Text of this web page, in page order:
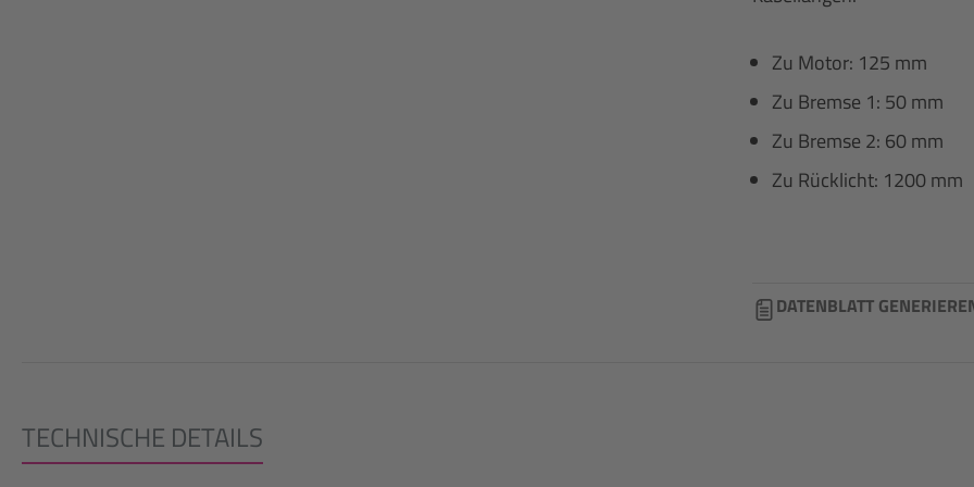
Zu Motor: 125 mm
Zu Bremse 1: 50 mm
Zu Bremse 2: 60 mm
Zu Rücklicht: 1200 mm
DATENBLATT
TECHNISCHE DETAILS